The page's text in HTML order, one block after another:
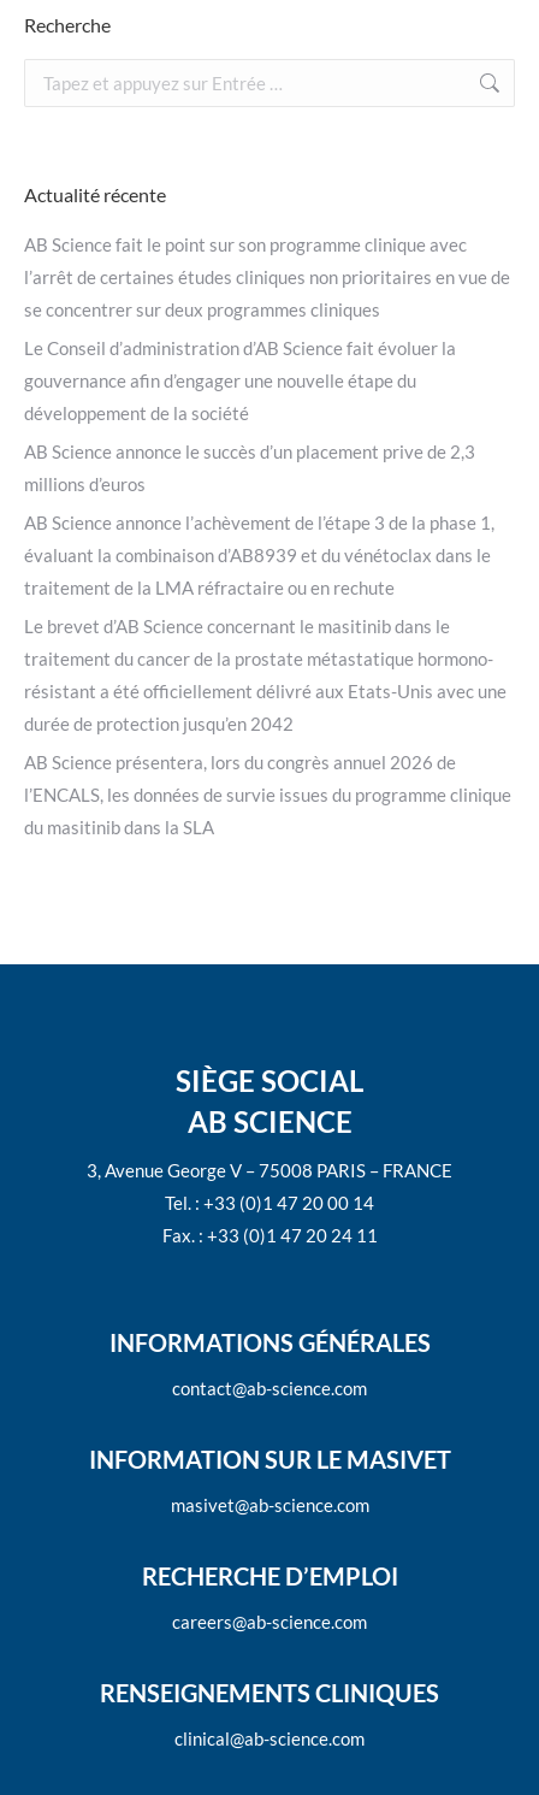
Recherche
Recherche
:
Actualité récente
AB Science fait le point sur son programme clinique avec
l’arrêt de certaines études cliniques non prioritaires en vue de
se concentrer sur deux programmes cliniques
Le Conseil d’administration d’AB Science fait évoluer la
gouvernance afin d’engager une nouvelle étape du
développement de la société
AB Science annonce le succès d’un placement prive de 2,3
millions d’euros
AB Science annonce l’achèvement de l’étape 3 de la phase 1,
évaluant la combinaison d’AB8939 et du vénétoclax dans le
traitement de la LMA réfractaire ou en rechute
Le brevet d’AB Science concernant le masitinib dans le
traitement du cancer de la prostate métastatique hormono-
résistant a été officiellement délivré aux Etats-Unis avec une
durée de protection jusqu’en 2042
AB Science présentera, lors du congrès annuel 2026 de
l’ENCALS, les données de survie issues du programme clinique
du masitinib dans la SLA
SIÈGE SOCIAL
AB SCIENCE
3, Avenue George V – 75008 PARIS – FRANCE
Tel. : +33 (0)1 47 20 00 14
Fax. : +33 (0)1 47 20 24 11
INFORMATIONS GÉNÉRALES
contact@ab-science.com
INFORMATION SUR LE MASIVET
masivet@ab-science.com
RECHERCHE D’EMPLOI
careers@ab-science.com
RENSEIGNEMENTS CLINIQUES
clinical@ab-science.com